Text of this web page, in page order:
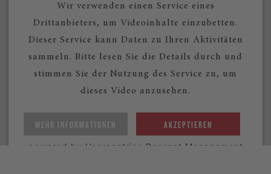
Wir verwenden einen Service eines
Drittanbieters, um Videoinhalte einzubetten.
Dieser Service kann Daten zu Ihren Aktivitäten
sammeln. Bitte lesen Sie die Details durch und
stimmen Sie der Nutzung des Service zu, um
dieses Video anzusehen.
MEHR INFORMATIONEN AKZEPTIEREN
powered by Usercentrics Consent Management